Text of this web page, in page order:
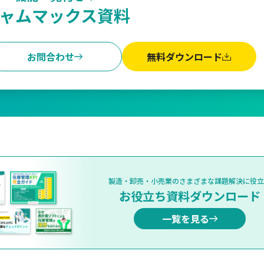
ムマックス資料
お問合わせ 無料ダウンロード
製造・卸売・小売業のさまざまな課題解決に役
お役立ち資料ダウンロード
一覧を見る